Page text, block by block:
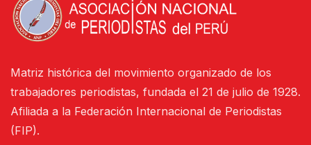
Matriz histórica del movimiento organizado de los
trabajadores periodistas, fundada el 21 de julio de 1928.
Afiliada a la Federación Internacional de Periodistas
(FIP).